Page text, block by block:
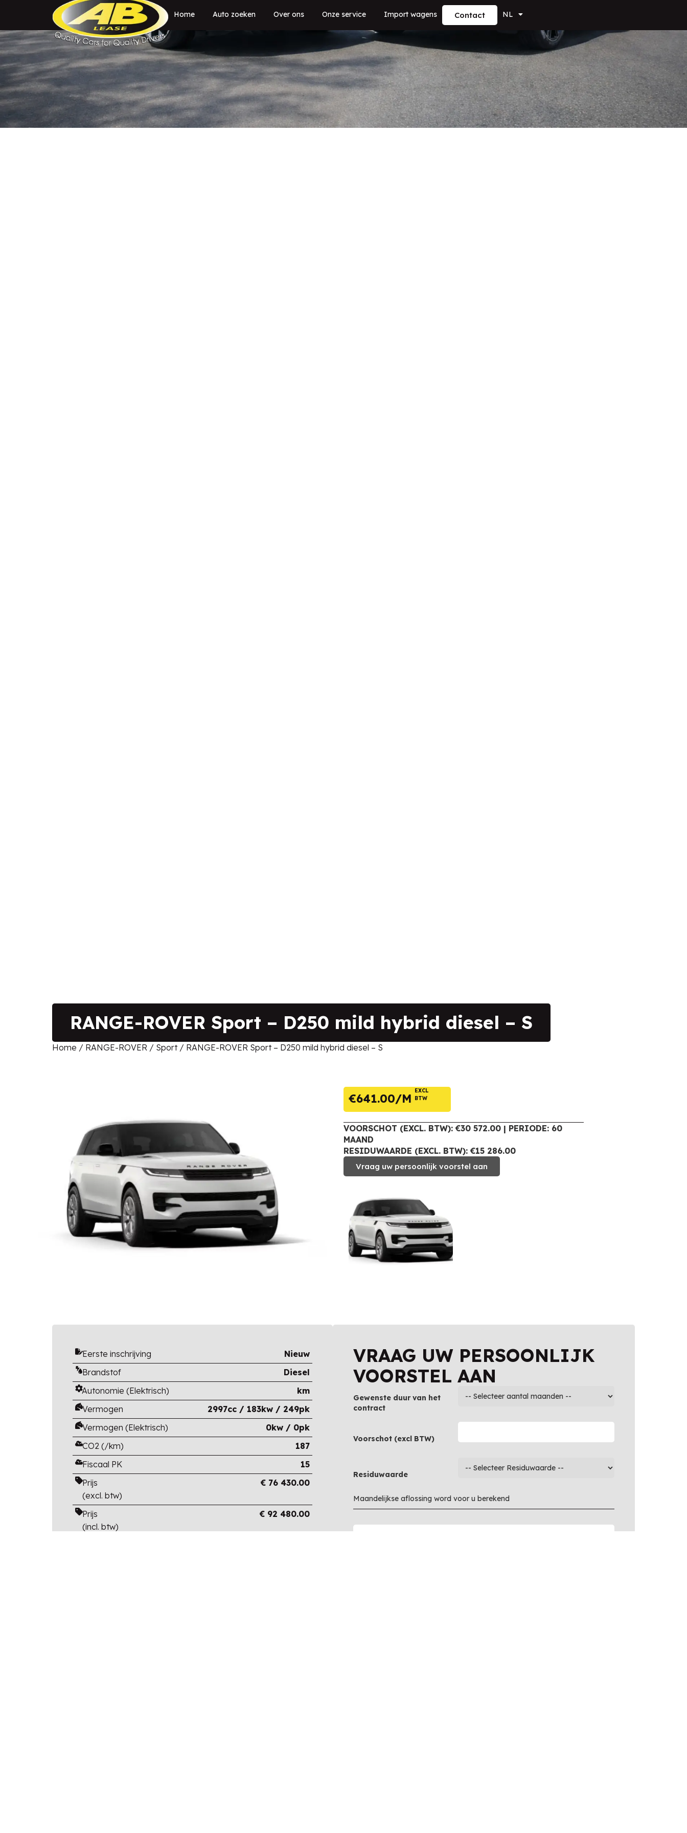
Home Auto zoeken Over ons Onze service Import wagens Contact NL
RANGE-ROVER Sport – D250 mild hybrid diesel – S
Home / RANGE-ROVER / Sport/ RANGE-ROVER Sport – D250 mild hybrid diesel – S
€641.00
EXCL
BTW
VOORSCHOT (EXCL. BTW): €30 572.00 | PERIODE: 60
MAAND
RESIDUWAARDE (EXCL. BTW): €15 286.00
Vraag uw persoonlijk voorstel aan
Eerste inschrijving
Nieuw
Brandstof
Diesel
Autonomie (Elektrisch)
km
Vermogen
2997cc / 183kw / 249pk
Vermogen (Elektrisch)
0kw / 0pk
CO2 (/km)
187
Fiscaal PK
15
Prijs
(excl. btw)
€ 76 430.00
Prijs
(incl. btw)
€ 92 480.00
VRAAG UW PERSOONLIJK
VOORSTEL AAN
Gewenste duur van het
contract
Voorschot (excl BTW)
Residuwaarde
Maandelijkse aflossing word voor u berekend